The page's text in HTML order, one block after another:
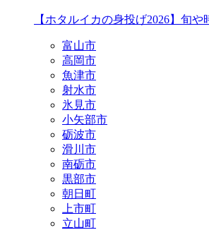
【ホタルイカの身投げ2026】旬
富山市
高岡市
魚津市
射水市
氷見市
小矢部市
砺波市
滑川市
南砺市
黒部市
朝日町
上市町
立山町